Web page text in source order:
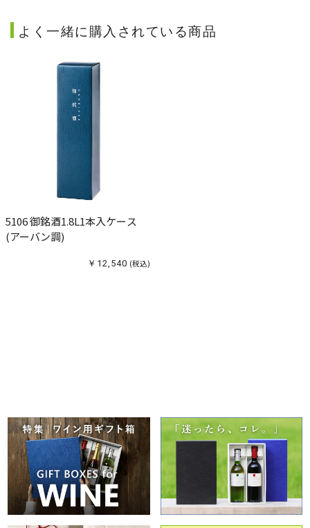
よく一緒に購入されている商品
5106 御銘酒1.8L1本入ケース
(アーバン調)
￥12,540 (税込)